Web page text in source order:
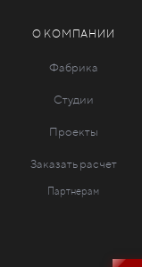
О КОМПАНИИ
Фабрика
Студии
Проекты
Заказать расчет
Партнерам